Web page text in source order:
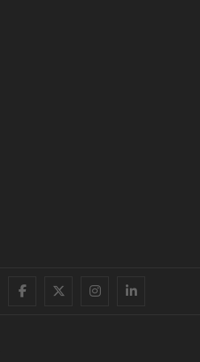
facebooktwitterinstagram
linkedin